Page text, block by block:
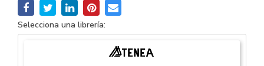
Selecciona una librería: